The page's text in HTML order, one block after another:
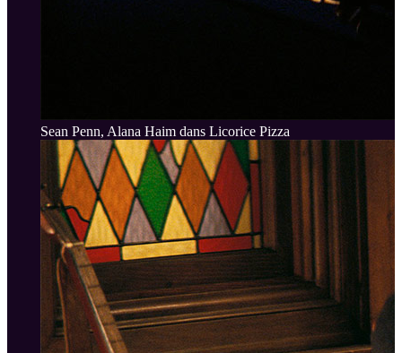
Sean Penn, Alana Haim dans Licorice Pizza